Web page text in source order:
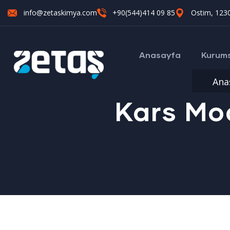
info@zetaskimya.com +90(544)414 09 85 Ostim,
Anasayfa
Kars